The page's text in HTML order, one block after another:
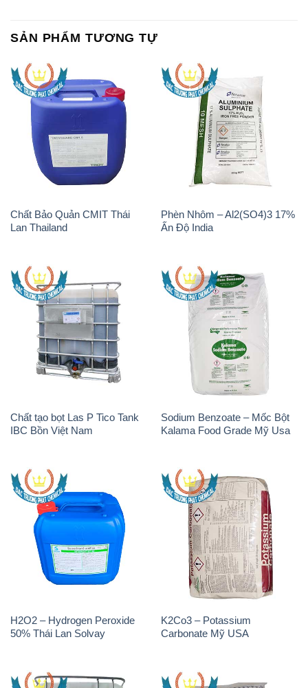
SẢN PHẨM TƯƠNG TỰ
Chất Bảo Quản CMIT Thái
Lan Thailand
Phèn Nhôm – Al2(SO4)3 17%
Ấn Độ India
Chất tạo bọt Las P Tico Tank
IBC Bồn Việt Nam
Sodium Benzoate – Mốc Bột
Kalama Food Grade Mỹ Usa
H2O2 – Hydrogen Peroxide
50% Thái Lan Solvay
K2Co3 – Potassium
Carbonate Mỹ USA